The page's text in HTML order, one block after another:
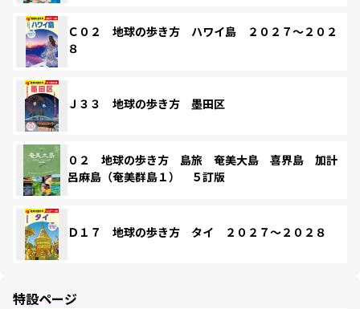
Ｃ０２ 地球の歩き方 ハワイ島 ２０２７～２０２
８
Ｊ３３ 地球の歩き方 墨田区
０２ 地球の歩き方 島旅 奄美大島 喜界島 加計
呂麻島（奄美群島１） ５訂版
Ｄ１７ 地球の歩き方 タイ ２０２７～２０２８
特設ページ